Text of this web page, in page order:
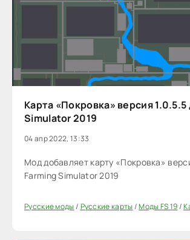
Карта «Покровка» версия 1.0.5.5
Simulator 2019
04 апр 2022, 13:33
Мод добавляет карту «Покровка»
Farming Simulator 2019
Русские моды/ Русские карты/Моды FS 19/